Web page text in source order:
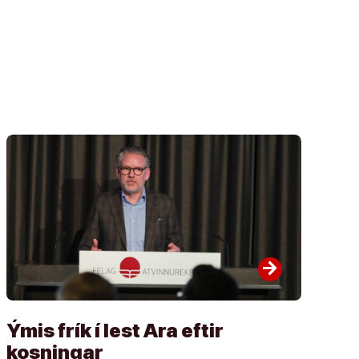
arrow_forward
Ýmis frík í lest Ara eftir
kosningar